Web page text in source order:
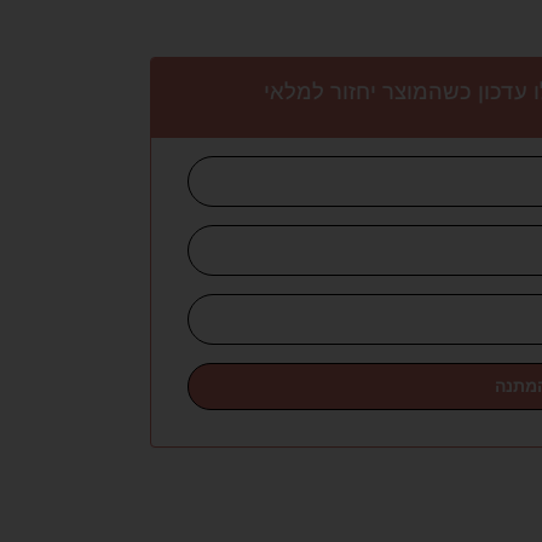
כשהמוצר יחזור למלאי